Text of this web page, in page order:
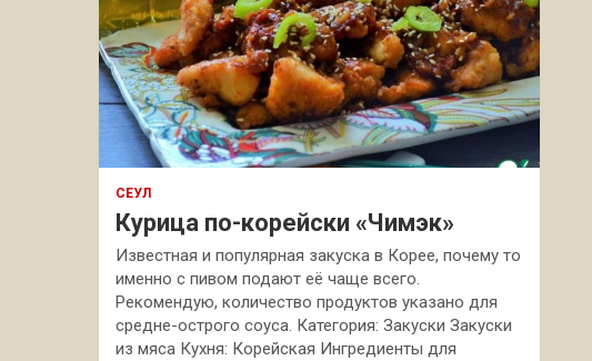
СЕУЛ
Курица по-корейски «Чимэк»
Известная и популярная закуска в Корее, почему то
именно с пивом подают её чаще всего.
Рекомендую, количество продуктов указано для
средне-острого соуса. Категория: Закуски Закуски
из мяса Кухня: Корейская Ингредиенты для